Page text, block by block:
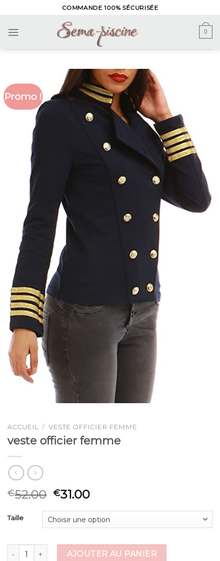
content
COMMANDE 100% SÉCURISÉE
0
Promo !
ACCUEIL / VESTE OFFICIER FEMME
veste officier femme
€52.00 €31.00
Taille
quantité de veste officier femme
AJOUTER AU PANIER